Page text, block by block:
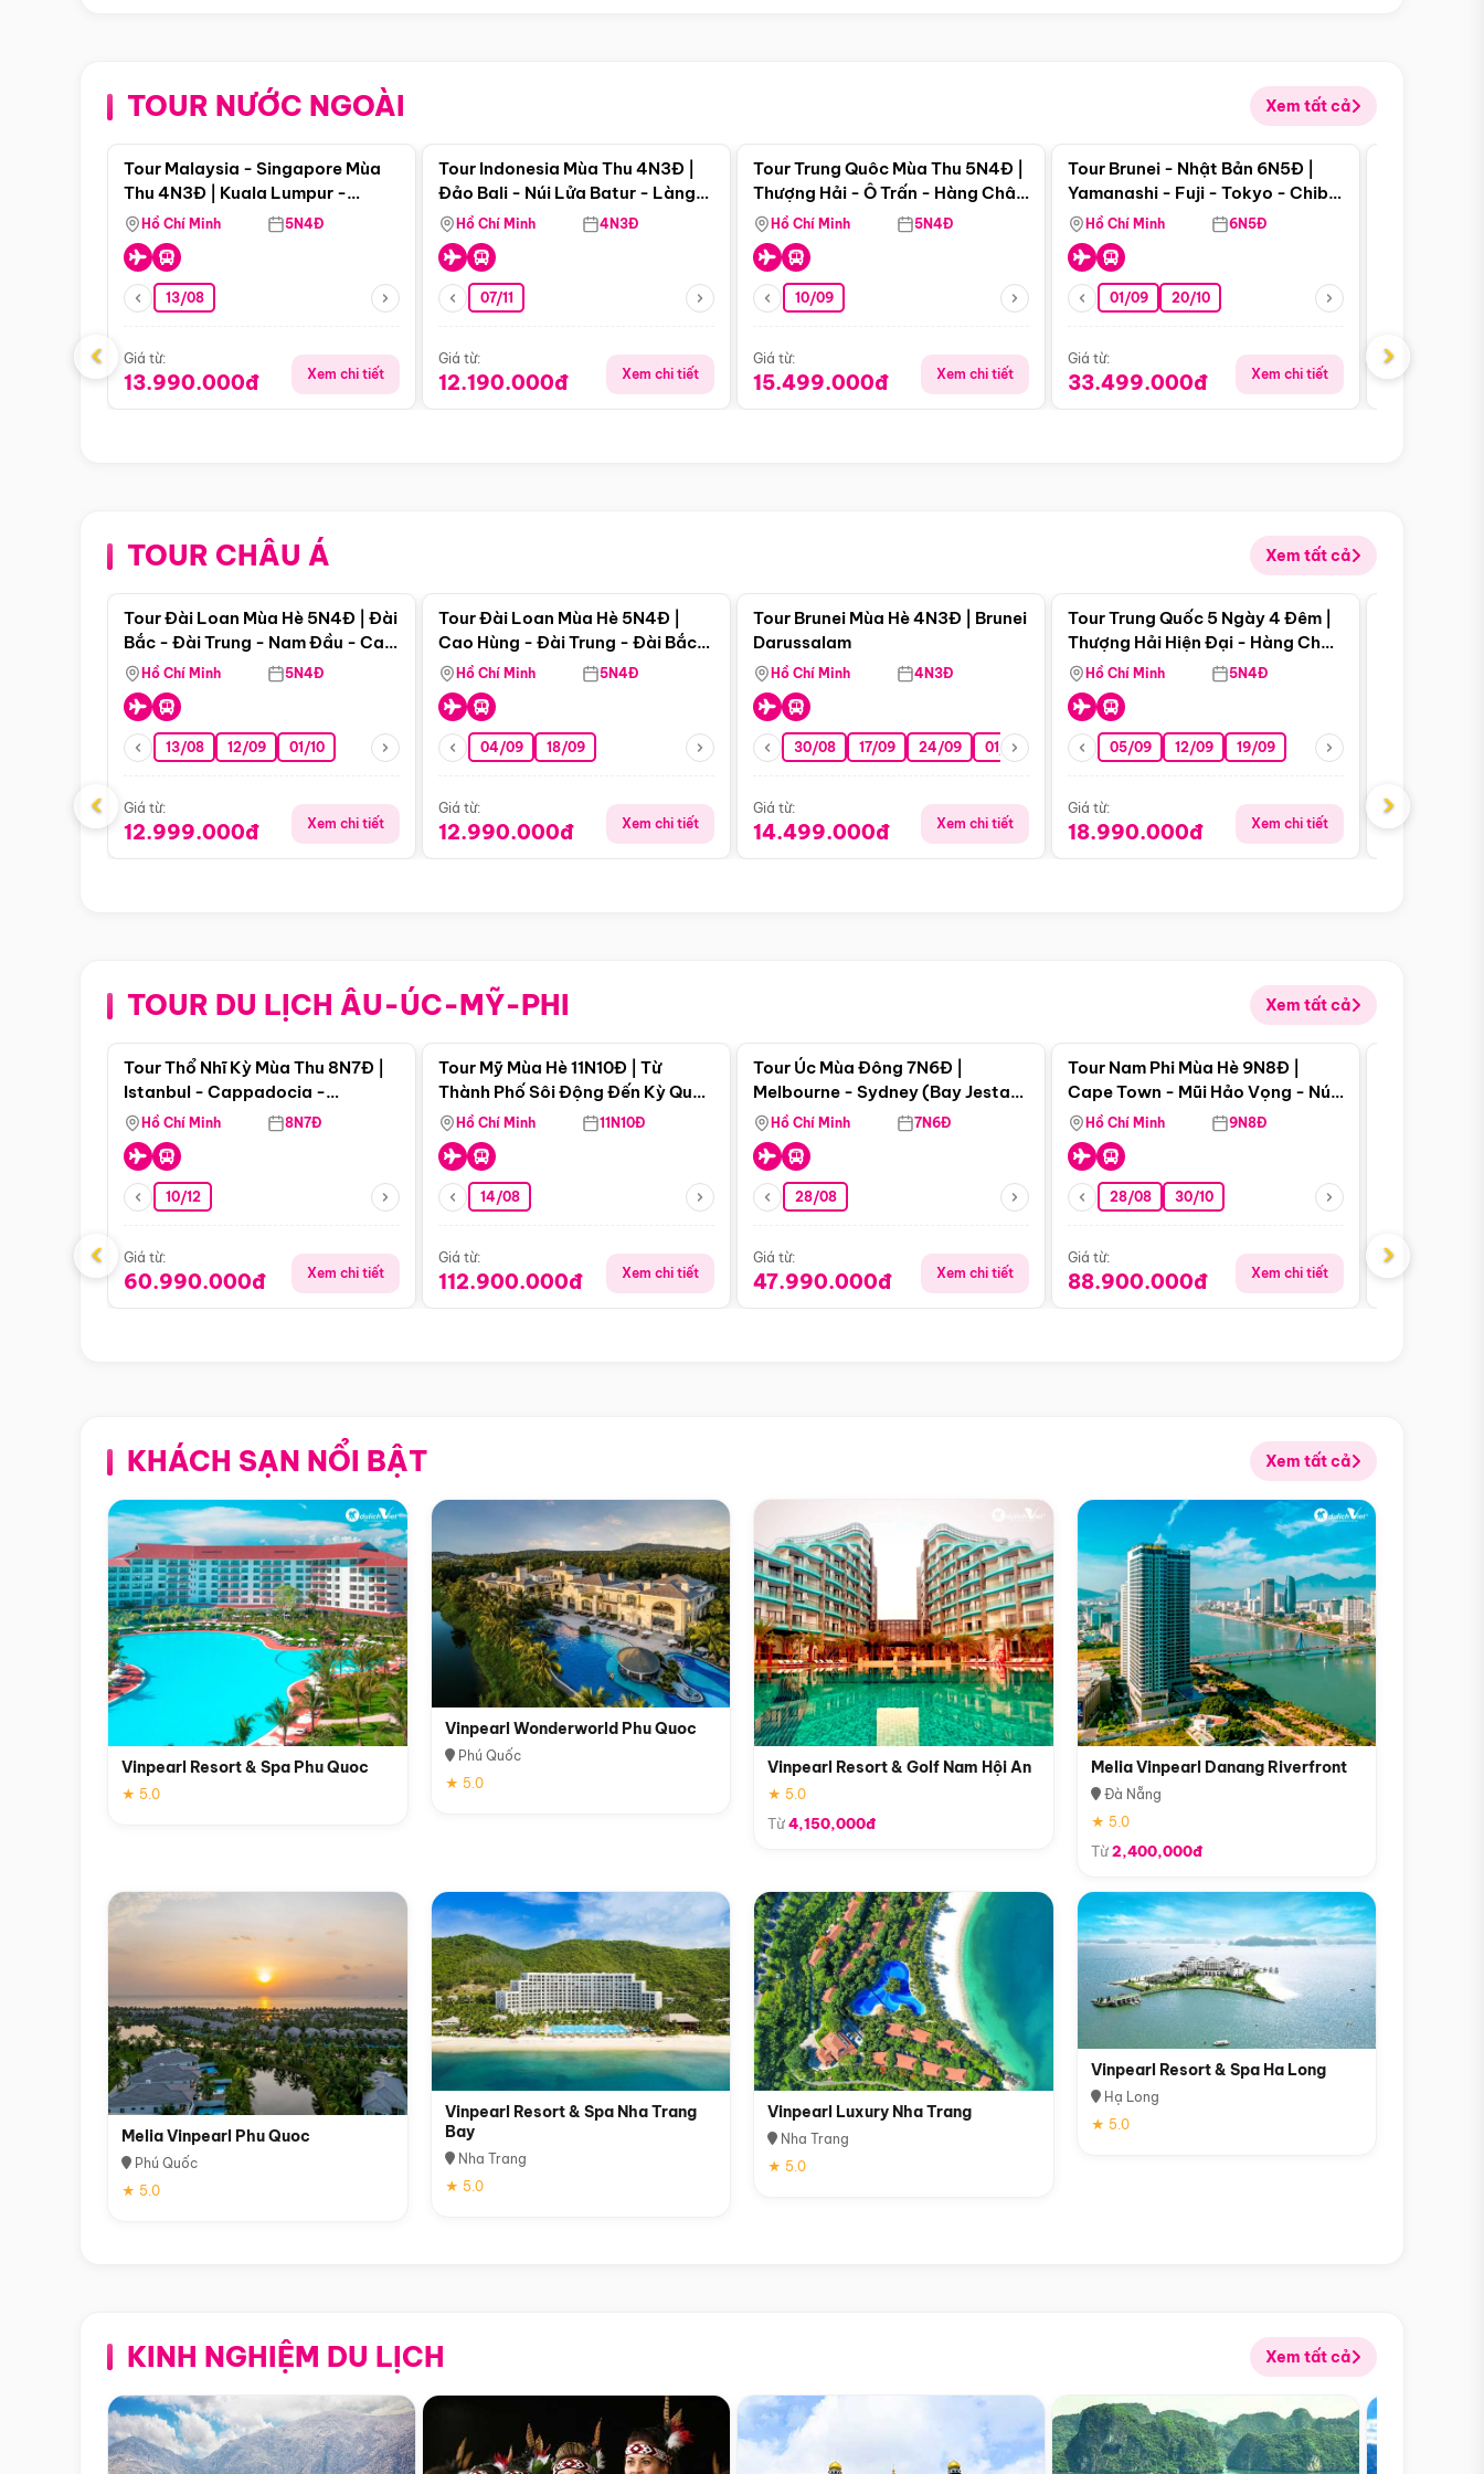
TOUR NƯỚC NGOÀI Xem tất cả
Điểm nổi bật
Tour Malaysia - Singapore Mùa
Thu 4N3Đ | Kuala Lumpur -
Malacca - Johor Baru -
Singapore
Hồ Chí Minh 5N4Đ
13/08
Giá từ:
13.990.000đ Xem chi tiết
Tour Indonesia Mùa Thu 4N3Đ |
Đảo Bali - Núi Lửa Batur - Làng
Penglipuran
Hồ Chí Minh 4N3Đ
07/11
Giá từ:
12.190.000đ Xem chi tiết
Tour Trung Quôc Mùa Thu 5N4Đ |
Thượng Hải - Ô Trấn - Hàng Châu
(Tour Không Shopping)
Hồ Chí Minh 5N4Đ
10/09
Giá từ:
15.499.000đ Xem chi tiết
Điểm nổi bật
Tour Brunei - Nhật Bản 6N5Đ |
Yamanashi - Fuji - Tokyo - Chiba
- Freeday
Hồ Chí Minh 6N5Đ
01/09 20/10
Giá từ:
33.499.000đ Xem chi tiết
Giá từ:
‹ ›
TOUR CHÂU Á Xem tất cả
Điểm nổi bật
Tour Đài Loan Mùa Hè 5N4Đ | Đài
Bắc - Đài Trung - Nam Đầu - Cao
Hùng ( Bay Vn)
Hồ Chí Minh 5N4Đ
13/08 12/09 01/10
Giá từ:
12.999.000đ Xem chi tiết
Tour Đài Loan Mùa Hè 5N4Đ |
Cao Hùng - Đài Trung - Đài Bắc
(Bay Vj)
Hồ Chí Minh 5N4Đ
04/09 18/09
Giá từ:
12.990.000đ Xem chi tiết
Tour Brunei Mùa Hè 4N3Đ | Brunei
Darussalam
Hồ Chí Minh 4N3Đ
30/08 17/09 24/09 01/10 15/10 29/10
Giá từ:
14.499.000đ Xem chi tiết
Điểm nổi bật
Tour Trung Quốc 5 Ngày 4 Đêm |
Thượng Hải Hiện Đại - Hàng Châu
Nên Thơ - Ô Trấn Cổ Kính
Hồ Chí Minh 5N4Đ
05/09 12/09 19/09
Giá từ:
18.990.000đ Xem chi tiết
Giá từ:
‹ ›
TOUR DU LỊCH ÂU-ÚC-MỸ-PHI Xem tất cả
Điểm nổi bật
Tour Thổ Nhĩ Kỳ Mùa Thu 8N7Đ |
Istanbul - Cappadocia -
Pamukkale
Hồ Chí Minh 8N7Đ
10/12
Giá từ:
60.990.000đ Xem chi tiết
Tour Mỹ Mùa Hè 11N10Đ | Từ
Thành Phố Sôi Động Đến Kỳ Quan
Thiên Nhiên Mỹ
Hồ Chí Minh 11N10Đ
14/08
Giá từ:
112.900.000đ Xem chi tiết
Tour Úc Mùa Đông 7N6Đ |
Melbourne - Sydney (Bay Jestar
Airways)
Hồ Chí Minh 7N6Đ
28/08
Giá từ:
47.990.000đ Xem chi tiết
Điểm nổi bật
Tour Nam Phi Mùa Hè 9N8Đ |
Cape Town - Mũi Hảo Vọng - Núi
Bàn - Johannesburg - Pretoria -
Safari - Lodge
Hồ Chí Minh 9N8Đ
28/08 30/10
Giá từ:
88.900.000đ Xem chi tiết
Giá từ:
‹ ›
KHÁCH SẠN NỔI BẬT Xem tất cả
Vinpearl Resort & Spa Phu Quoc
★ 5.0
Vinpearl Wonderworld Phu Quoc
Phú Quốc
★ 5.0
Vinpearl Resort & Golf Nam Hội An
★ 5.0
Từ4,150,000đ
Melia Vinpearl Danang Riverfront
Đà Nẵng
★ 5.0
Từ2,400,000đ
Melia Vinpearl Phu Quoc
Phú Quốc
★ 5.0
Vinpearl Resort & Spa Nha Trang
Bay
Nha Trang
★ 5.0
Vinpearl Luxury Nha Trang
Nha Trang
★ 5.0
Vinpearl Resort & Spa Ha Long
Hạ Long
★ 5.0
KINH NGHIỆM DU LỊCH Xem tất cả